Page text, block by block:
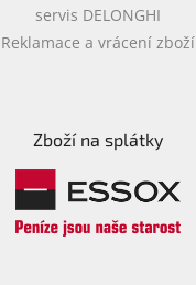
servis DELONGHI
Reklamace a vrácení zboží
Zboží na splátky